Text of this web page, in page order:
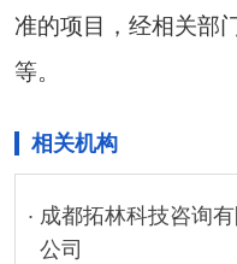
准的项目，经相关部
等。
相关机构
成都拓林科技咨询有
公司